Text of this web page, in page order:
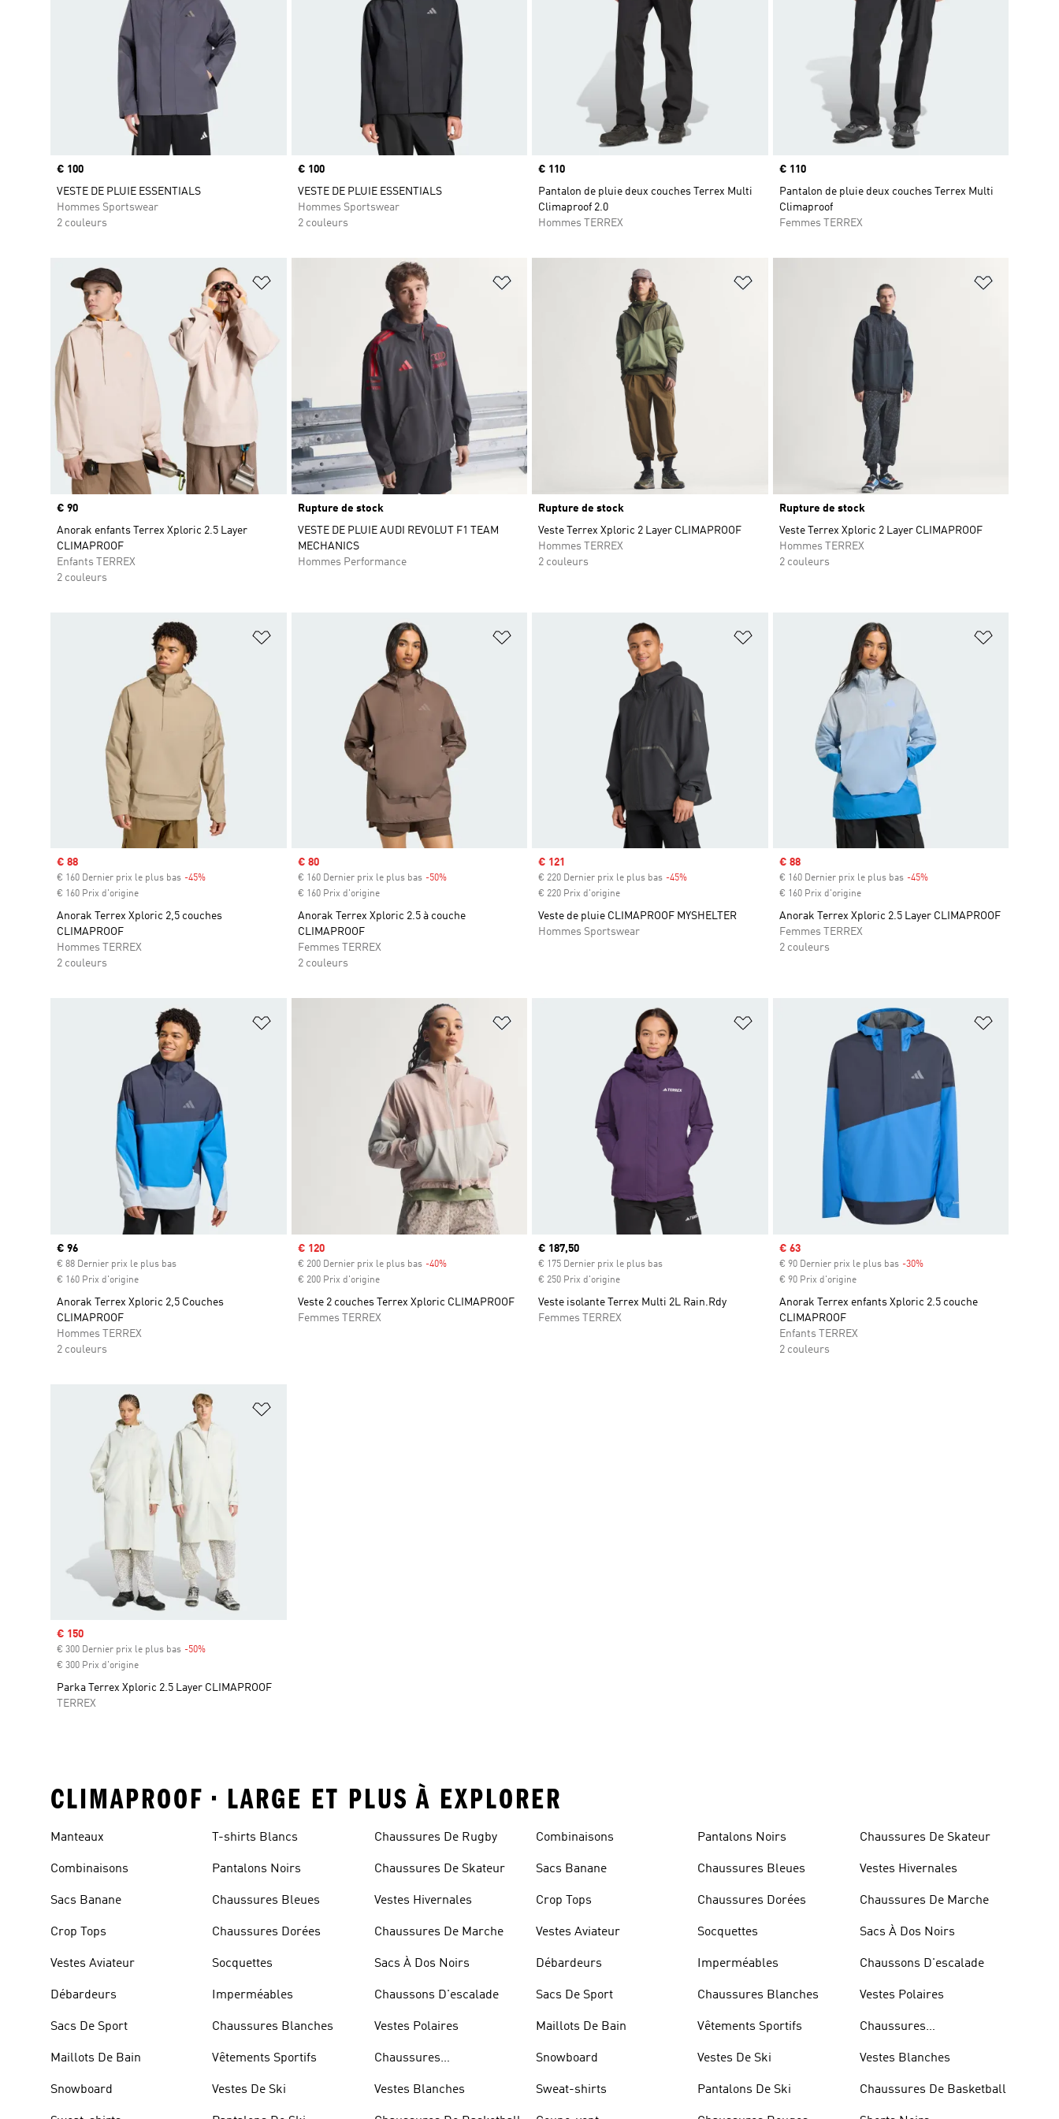
Prix
€ 100
VESTE DE PLUIE ESSENTIALS
Hommes Sportswear
2 couleurs
Prix
€ 100
VESTE DE PLUIE ESSENTIALS
Hommes Sportswear
2 couleurs
Prix
€ 110
Pantalon de pluie deux couches Terrex Multi
Climaproof 2.0
Hommes TERREX
Prix
€ 110
Pantalon de pluie deux couches Terrex Multi
Climaproof
Femmes TERREX
Ajouter à la Liste de produits favoris
Prix
€ 90
Anorak enfants Terrex Xploric 2.5 Layer
CLIMAPROOF
Enfants TERREX
2 couleurs
Ajouter à la Liste de produits favoris
Rupture de stock
VESTE DE PLUIE AUDI REVOLUT F1 TEAM
MECHANICS
Hommes Performance
Rupture de stock
Veste Terrex Xploric 2 Layer CLIMAPROOF
Hommes TERREX
2 couleurs
Rupture de stock
Veste Terrex Xploric 2 Layer CLIMAPROOF
Hommes TERREX
2 couleurs
Ajouter à la Liste de produits favoris
Prix soldé
€ 88
€ 160 Dernier prix le plus bas -45%
€ 160 Prix d'origine
Anorak Terrex Xploric 2,5 couches
CLIMAPROOF
Hommes TERREX
2 couleurs
Ajouter à la Liste de produits favoris
Prix soldé
€ 80
€ 160 Dernier prix le plus bas -50%Rabais
€ 160 Prix d'origine
Anorak Terrex Xploric 2.5 à couche
CLIMAPROOF
Femmes TERREX
2 couleurs
Ajouter à la Liste de produits favoris
Prix soldé
€ 121
€ 220 Dernier prix le plus bas -45%
€ 220 Prix d'origine
Veste de pluie CLIMAPROOF MYSHELTER
Hommes Sportswear
Prix soldé
€ 88
€ 160 Dernier prix le plus bas -45%Rabais
€ 160 Prix d'origine
Anorak Terrex Xploric 2.5 Layer CLIMAPROOF
Femmes TERREX
2 couleurs
Ajouter à la Liste de produits favoris
Prix actuel
€ 96
€ 88 Dernier prix le plus bas
€ 160 Prix d'origine
Anorak Terrex Xploric 2,5 Couches
CLIMAPROOF
Hommes TERREX
2 couleurs
Ajouter à la Liste de produits favoris
Prix soldé
€ 120
€ 200 Dernier prix le plus bas -40%Rabais
€ 200 Prix d'origine
Veste 2 couches Terrex Xploric CLIMAPROOF
Femmes TERREX
Ajouter à la Liste de produits favoris
Prix actuel
€ 187,50
€ 175 Dernier prix le plus bas
€ 250 Prix d'origine
Veste isolante Terrex Multi 2L Rain.Rdy
Femmes TERREX
Prix soldé
€ 63
€ 90 Dernier prix le plus bas -30%Rabais
€ 90 Prix d'origine
Anorak Terrex enfants Xploric 2.5 couche
CLIMAPROOF
Enfants TERREX
2 couleurs
Prix soldé
€ 150
€ 300 Dernier prix le plus bas -50%
€ 300 Prix d'origine
Parka Terrex Xploric 2.5 Layer CLIMAPROOF
TERREX
CLIMAPROOF • LARGE ET PLUS À EXPLORER
Manteaux
Combinaisons
Sacs Banane
Crop Tops
Vestes Aviateur
Débardeurs
Sacs De Sport
Maillots De Bain
Snowboard
T-shirts Blancs
Pantalons Noirs
Chaussures Bleues
Chaussures Dorées
Socquettes
Imperméables
Chaussures Blanches
Vêtements Sportifs
Vestes De Ski
Chaussures De Rugby
Chaussures De Skateur
Vestes Hivernales
Chaussures De Marche
Sacs À Dos Noirs
Chaussons D'escalade
Vestes Polaires
Chaussures
Vestes Blanches
Combinaisons
Sacs Banane
Crop Tops
Vestes Aviateur
Débardeurs
Sacs De Sport
Maillots De Bain
Snowboard
Sweat-shirts
Pantalons Noirs
Chaussures Bleues
Chaussures Dorées
Socquettes
Imperméables
Chaussures Blanches
Vêtements Sportifs
Vestes De Ski
Pantalons De Ski
Chaussures De Skateur
Vestes Hivernales
Chaussures De Marche
Sacs À Dos Noirs
Chaussons D'escalade
Vestes Polaires
Chaussures
Vestes Blanches
Chaussures De Basketball